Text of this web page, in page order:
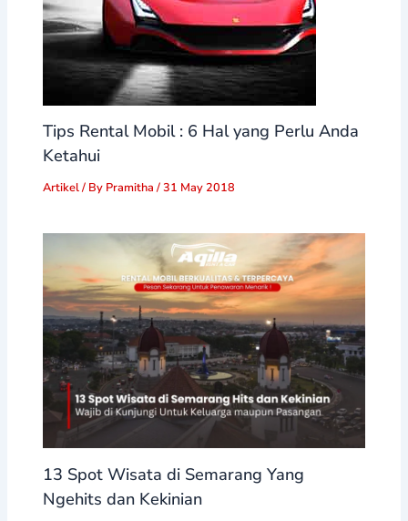
Tips Rental Mobil : 6 Hal yang Perlu Anda
Ketahui
Artikel/ By Pramitha/31 May 2018
13 Spot Wisata di Semarang Yang
Ngehits dan Kekinian